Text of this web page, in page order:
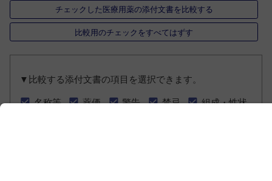
チェックした医療用薬の添付文書を比較する
比較用のチェックをすべてはずす
▼比較する添付文書の項目を選択できます。
名称等 薬価 警告 禁忌
組成・性状